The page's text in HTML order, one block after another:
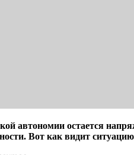
автономии остается
Вот как видит